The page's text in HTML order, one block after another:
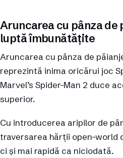
Aruncarea cu pânza de
luptă îmbunătățite
Aruncarea cu pânza de
reprezintă inima oricărui joc
Marvel’s Spider-Man 2 duce
superior.
Cu introducerea aripilor de
traversarea hărții open-world
ci și mai rapidă ca niciodată.